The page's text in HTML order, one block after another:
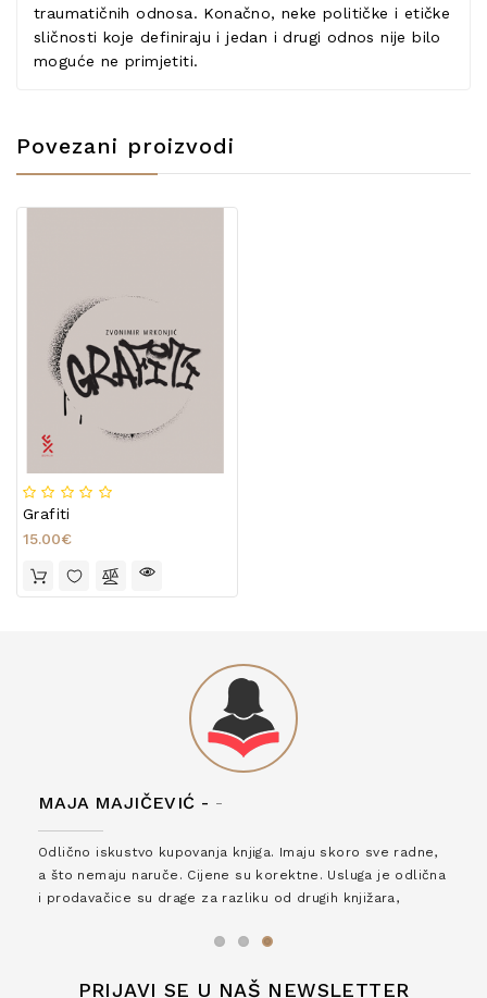
traumatičnih odnosa. Konačno, neke političke i etičke
sličnosti koje definiraju i jedan i drugi odnos nije bilo
moguće ne primjetiti.
Povezani proizvodi
Grafiti
15.00€
MAJA MAJIČEVIĆ - -
Odlično iskustvo kupovanja knjiga. Imaju skoro sve radne,
a što nemaju naruče. Cijene su korektne. Usluga je odlična
i prodavačice su drage za razliku od drugih knjižara,
PRIJAVI SE U NAŠ NEWSLETTER